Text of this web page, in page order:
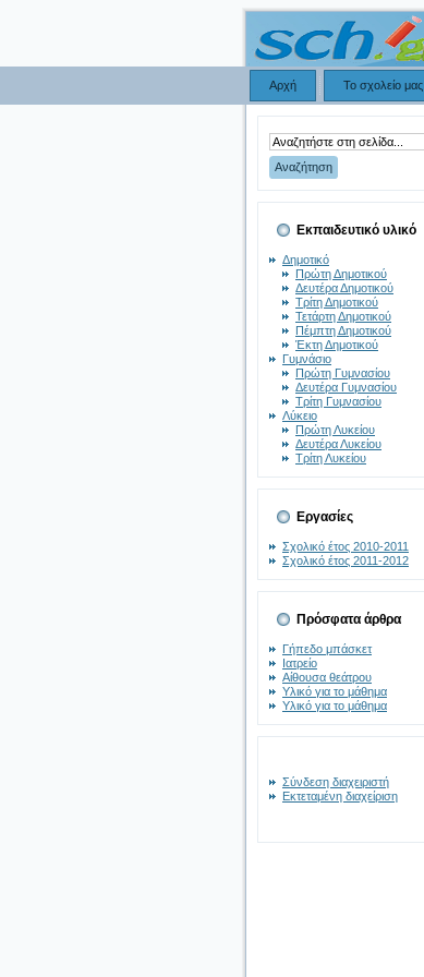
Αρχή Το σχολείο μας
Εκπαιδευτικό υλικό
Δημοτικό
Πρώτη Δημοτικού
Δευτέρα Δημοτικού
Τρίτη Δημοτικού
Τετάρτη Δημοτικού
Πέμπτη Δημοτικού
Έκτη Δημοτικού
Γυμνάσιο
Πρώτη Γυμνασίου
Δευτέρα Γυμνασίου
Τρίτη Γυμνασίου
Λύκειο
Πρώτη Λυκείου
Δευτέρα Λυκείου
Τρίτη Λυκείου
Εργασίες
Σχολικό έτος 2010-2011
Σχολικό έτος 2011-2012
Πρόσφατα άρθρα
Γήπεδο μπάσκετ
Ιατρείο
Αίθουσα θεάτρου
Υλικό για το μάθημα
Υλικό για το μάθημα
Σύνδεση διαχειριστή
Εκτεταμένη διαχείριση